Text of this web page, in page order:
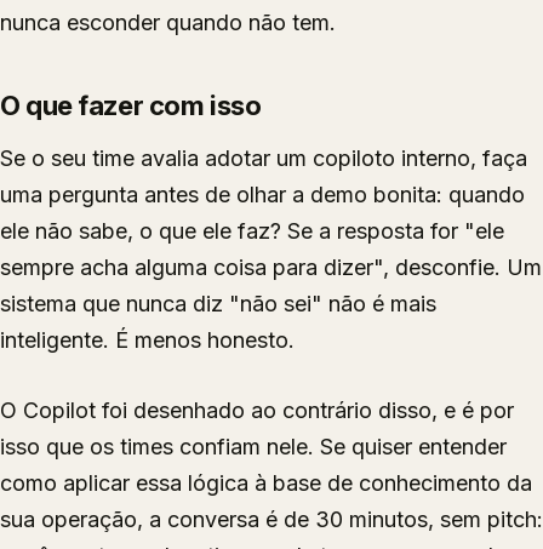
nunca esconder quando não tem.
O que fazer com isso
Se o seu time avalia adotar um copiloto interno, faça
uma pergunta antes de olhar a demo bonita: quando
ele não sabe, o que ele faz? Se a resposta for "ele
sempre acha alguma coisa para dizer", desconfie. Um
sistema que nunca diz "não sei" não é mais
inteligente. É menos honesto.
O Copilot foi desenhado ao contrário disso, e é por
isso que os times confiam nele. Se quiser entender
como aplicar essa lógica à base de conhecimento da
sua operação, a conversa é de 30 minutos, sem pitch: